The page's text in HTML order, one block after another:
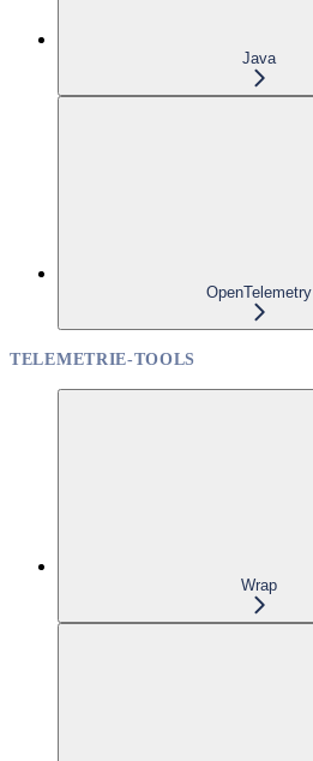
Java
OpenTelemetry
TELEMETRIE-TOOLS
Wrap